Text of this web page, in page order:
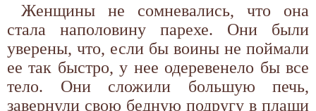
Женщины не сомневались, что она
стала наполовину парехе. Они были
уверены, что, если бы воины не поймали
ее так быстро, у нее одеревенело бы все
тело. Они сложили большую печь,
завернули свою бедную подругу в плащи